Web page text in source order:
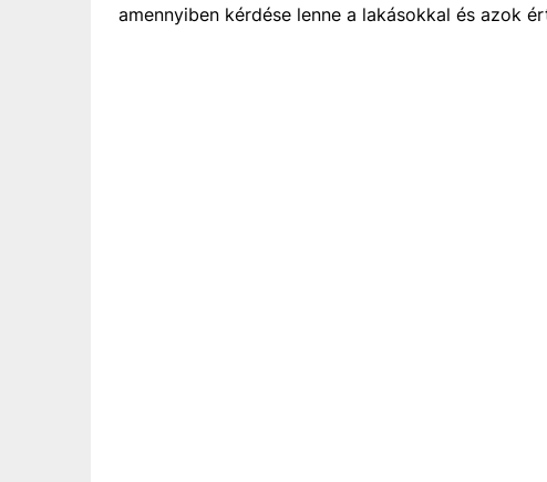
amennyiben kérdése lenne a lakásokkal és azok